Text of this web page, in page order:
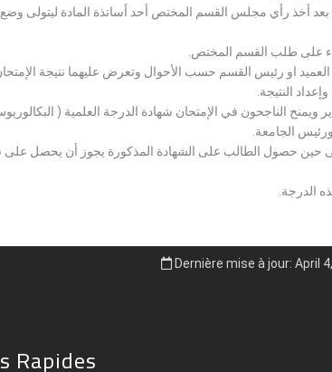
بعد أخذ رأي مجلس القسم المختص أحد أساتذة المادة ليتولى
على طلب القسم المختص.
او رئيس القسم حسب الأحوال وتعرض عليهما نتيجة الإمتحان
النتيجة.
الناجحون في الإمتحان شهادة الدرجة العلمية (
الجامعة.
حصول الطالب على الشهادة المذكورة يجوز أن يحصل على
الدرجة.
Dernière mise à jour: April
Rapides